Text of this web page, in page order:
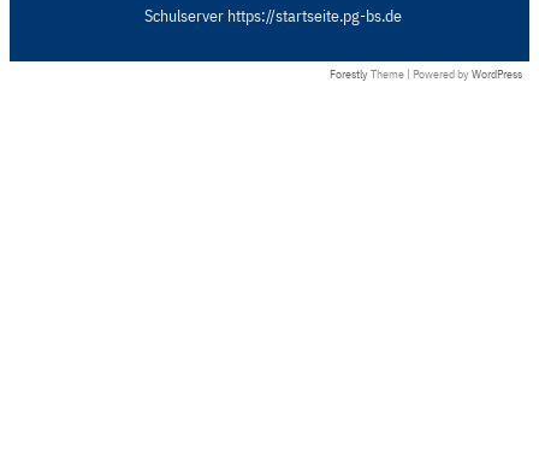
Schulserver https://startseite.pg-bs.de
Forestly Theme | Powered by WordPress